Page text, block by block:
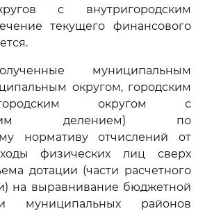
с внутригородским
текущего финансового
муниципальным
округом, городским
округом с
делением) по
нормативу отчислений от
физических лиц сверх
дотации (части расчетного
на выравнивание бюджетной
муниципальных районов